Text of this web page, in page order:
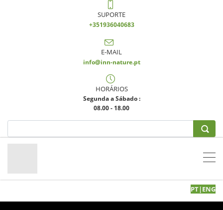
SUPORTE
+351936040683
E-MAIL
info@inn-nature.pt
HORÁRIOS
Segunda a Sábado :
08.00 - 18.00
PT|ENG